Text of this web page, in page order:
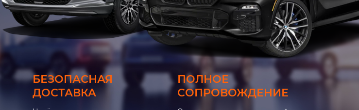
БЕЗОПАСНАЯ
ДОСТАВКА
ПОЛНОЕ
СОПРОВОЖДЕНИЕ